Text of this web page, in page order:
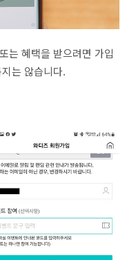
는 혜택을 받으려면 가입
는 않습니다.